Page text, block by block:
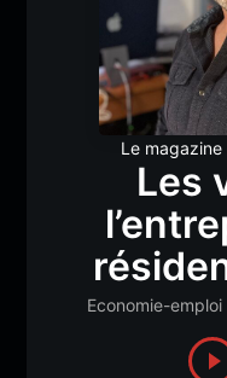
Le
Les
Economie-emploi